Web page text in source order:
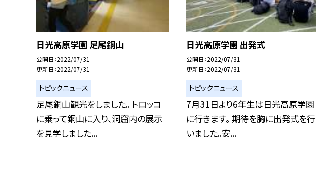
日光高原学園 足尾銅山
公開日 2022/07/31
更新日 2022/07/31
トピックニュース
足尾銅山観光をしました。 トロッコ
に乗って銅山に入り、洞窟内の展示
を見学しました...
日光高原学園 出発式
公開日 2022/07/31
更新日 2022/07/31
トピックニュース
7月31日より6年生は日光高原学園
に行きます。 期待を胸に出発式を行
いました。安...